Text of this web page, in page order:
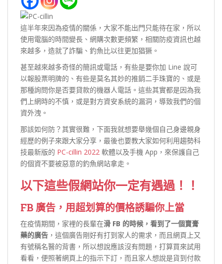
這半年來因為疫情的關係，大家不能出門只能待在家，所以
使用電腦的時間變長、網購次數更頻繁，相關防疫資訊也越
來越多，造就了詐騙、釣魚比以往更加猖獗。
甚至越來越多奇怪的簡訊或電話，有些是要你加 Line 說可
以報股票明牌的、有些是莫名其妙的推銷二手珠寶的、或是
那種詢問你是否要貸款的機器人電話。這些其實都是因為我
們上網時的不慎，或是對方資安系統的漏洞，導致我們的個
資外洩。
那該如何防？其實很難，下面我就想要舉幾個自己身邊親身
經歷的例子來跟大家分享，最後也要教大家如何利用趨勢科
技最新版的 PC-cillin 2022 軟體以及手機 App，來保護自己
的個資不要被惡意的釣魚網站拿走。
以下這些假網站你一定有遇過！！
FB 廣告，用超划算的價格誘騙你上當
在疫情期間，家裡的長輩在滑 FB 的時候，看到了一個賣膏
藥的廣告 ，這個廣告剛好有打到家人的需求，而且網頁上又
有號稱名醫的背書，所以想說應該沒有問題，打算買來試用
看看，便照著網頁上的指示下訂，而且家人想說是貨到付款